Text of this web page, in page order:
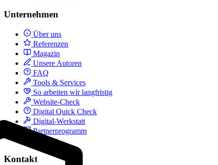
Unternehmen
Über uns
Referenzen
Magazin
Unsere Autoren
FAQ
Tools & Services
So arbeiten wir langfristig
Website-Check
Digital Quick Check
Digital-Werkstatt
Partnerprogramm
Kontakt
Kontakt